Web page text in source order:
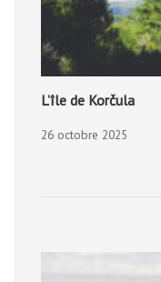
L’île de Korčula
26 octobre 2025